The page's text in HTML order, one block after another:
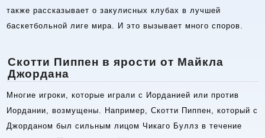
также рассказывает о закулисных клубах в лучшей
баскетбольной лиге мира. И это вызывает много споров.
Скотти Пиппен в ярости от Майкла
Джордана
Многие игроки, которые играли с Иорданией или против
Иордании, возмущены. Например, Скотти Пиппен, который с
Джорданом был сильным лицом Чикаго Буллз в течение